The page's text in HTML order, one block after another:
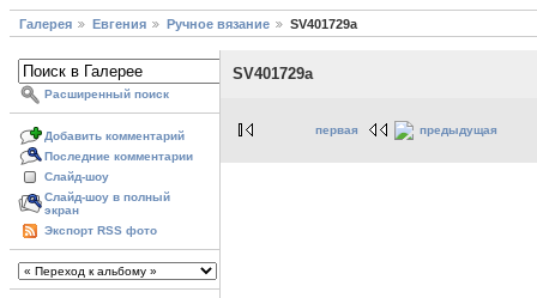
Галерея Евгения Ручное вязание SV401729a
Расширенный поиск
Добавить комментарий
Последние комментарии
Слайд-шоу
Слайд-шоу в полный
экран
Экспорт RSS фото
SV401729a
первая предыдущая